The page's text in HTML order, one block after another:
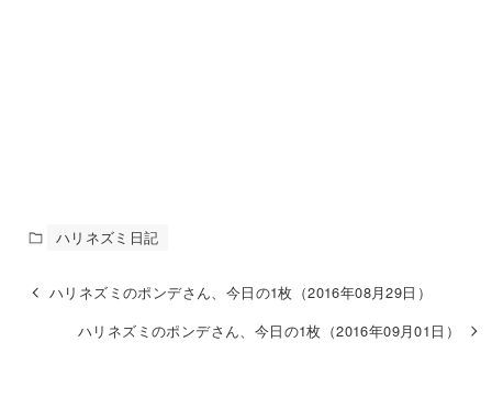
ハリネズミ日記
ハリネズミのポンデさん、今日の1枚（2016年08月29日）
ハリネズミのポンデさん、今日の1枚（2016年09月01日）